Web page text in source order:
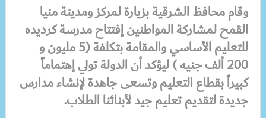
وقام محافظ الشرقيةبزيارة لمركز ومدينة منيا
القمحلمشاركة المواطنينإفتتاح مدرسة كرديده
للتعليم الأساسيوالمقامة
بتكلفة (5 مليون و
200 ألف جنيه )
ليؤكد أن الدولة تولي إهتماماً
كبيراً بقطاع التعليم وتسعى جاهدة لإنشاء مدارس
جديدة لتقديم تعليم جيد لأبنائنا الطلاب.